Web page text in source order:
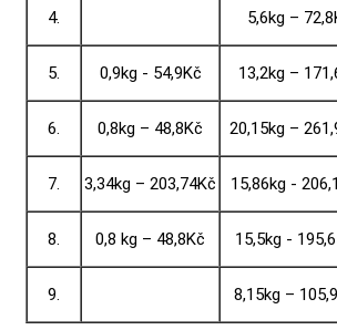
4. 5,6kg –
5. 0,9kg - 54,9Kč 13,2kg –
6. 0,8kg – 48,8Kč 20,15kg –
7. 3,34kg – 203,74Kč 15,86kg -
8. 0,8 kg – 48,8Kč 15,5kg -
9. 8,15kg –